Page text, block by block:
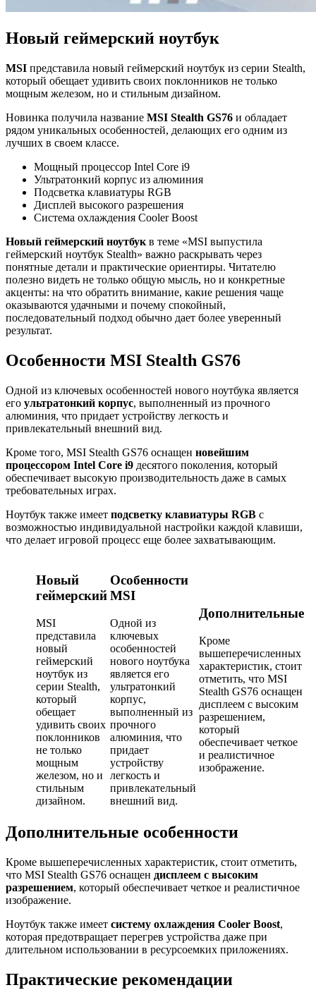
Новый геймерский ноутбук
MSI представила новый геймерский ноутбук из серии Stealth,
который обещает удивить своих поклонников не только
мощным железом, но и стильным дизайном.
Новинка получила название MSI Stealth GS76 и обладает
рядом уникальных особенностей, делающих его одним из
лучших в своем классе.
Мощный процессор Intel Core i9
Ультратонкий корпус из алюминия
Подсветка клавиатуры RGB
Дисплей высокого разрешения
Система охлаждения Cooler Boost
Новый геймерский ноутбук в теме «MSI выпустила
геймерский ноутбук Stealth» важно раскрывать через
понятные детали и практические ориентиры. Читателю
полезно видеть не только общую мысль, но и конкретные
акценты: на что обратить внимание, какие решения чаще
оказываются удачными и почему спокойный,
последовательный подход обычно дает более уверенный
результат.
Особенности MSI Stealth GS76
Одной из ключевых особенностей нового ноутбука является
его ультратонкий корпус, выполненный из прочного
алюминия, что придает устройству легкость и
привлекательный внешний вид.
Кроме того, MSI Stealth GS76 оснащен новейшим
процессором Intel Core i9 десятого поколения, который
обеспечивает высокую производительность даже в самых
требовательных играх.
Ноутбук также имеет подсветку клавиатуры RGB с
возможностью индивидуальной настройки каждой клавиши,
что делает игровой процесс еще более захватывающим.
Новый
геймерский
MSI
представила
новый
геймерский
ноутбук из
серии Stealth,
который
обещает
удивить своих
поклонников
не только
мощным
железом, но и
стильным
дизайном.
Особенности
MSI
Одной из
ключевых
особенностей
нового ноутбука
является его
ультратонкий
корпус,
выполненный из
прочного
алюминия, что
придает
устройству
легкость и
привлекательный
внешний вид.
Дополнительные
Кроме
вышеперечисленных
характеристик, стоит
отметить, что MSI
Stealth GS76 оснащен
дисплеем с высоким
разрешением,
который
обеспечивает четкое
и реалистичное
изображение.
Дополнительные особенности
Кроме вышеперечисленных характеристик, стоит отметить,
что MSI Stealth GS76 оснащен дисплеем с высоким
разрешением, который обеспечивает четкое и реалистичное
изображение.
Ноутбук также имеет систему охлаждения Cooler Boost,
которая предотвращает перегрев устройства даже при
длительном использовании в ресурсоемких приложениях.
Практические рекомендации